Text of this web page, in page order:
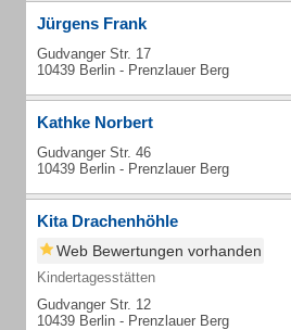
Jürgens Frank
Gudvanger Str. 17
10439 Berlin - Prenzlauer Berg
Kathke Norbert
Gudvanger Str. 46
10439 Berlin - Prenzlauer Berg
Kita Drachenhöhle
Web Bewertungen vorhanden
Kindertagesstätten
Gudvanger Str. 12
10439 Berlin - Prenzlauer Berg